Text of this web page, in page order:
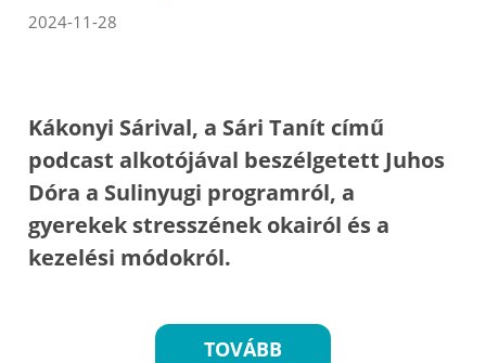
2024-11-28
Kákonyi Sárival, a Sári Tanít című
podcast alkotójával beszélgetett Juhos
Dóra a Sulinyugi programról, a
gyerekek stresszének okairól és a
kezelési módokról.
TOVÁBB